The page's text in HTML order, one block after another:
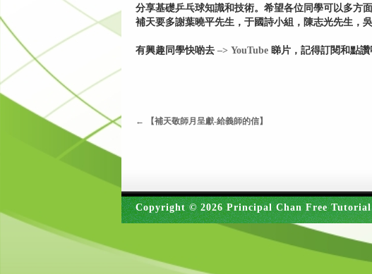
分享基礎乒乓球知識和技術。希望各位同學可以多方面
補天要多謝葉曉平先生，于國詩小組，陳志光先生，
有興趣同學快啲去 –> YouTube 睇片，記得訂閱和點讚
← 【補天敬師月呈獻-給義師的信】
Copyright © 2026 Principal Chan Free